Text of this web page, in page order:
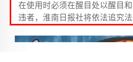
在使用时必须在醒目处以醒目
违者，淮南日报社将依法追究法